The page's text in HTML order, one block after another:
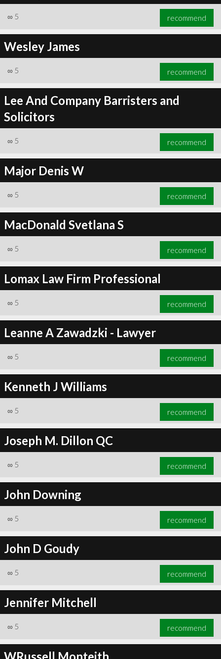
∞ 5 recommend
Wesley James
∞ 5 recommend
Lee And Company Barristers and
Solicitors
∞ 5 recommend
Major Denis W
∞ 5 recommend
MacDonald Svetlana S
∞ 5 recommend
Lomax Law Firm Professional
∞ 5 recommend
Leanne A Zawadzki - Lawyer
∞ 5 recommend
Kenneth J Williams
∞ 5 recommend
Joseph M. Dillon QC
∞ 5 recommend
John Downing
∞ 5 recommend
John D Goudy
∞ 5 recommend
Jennifer Mitchell
∞ 5 recommend
WRussell Monteith